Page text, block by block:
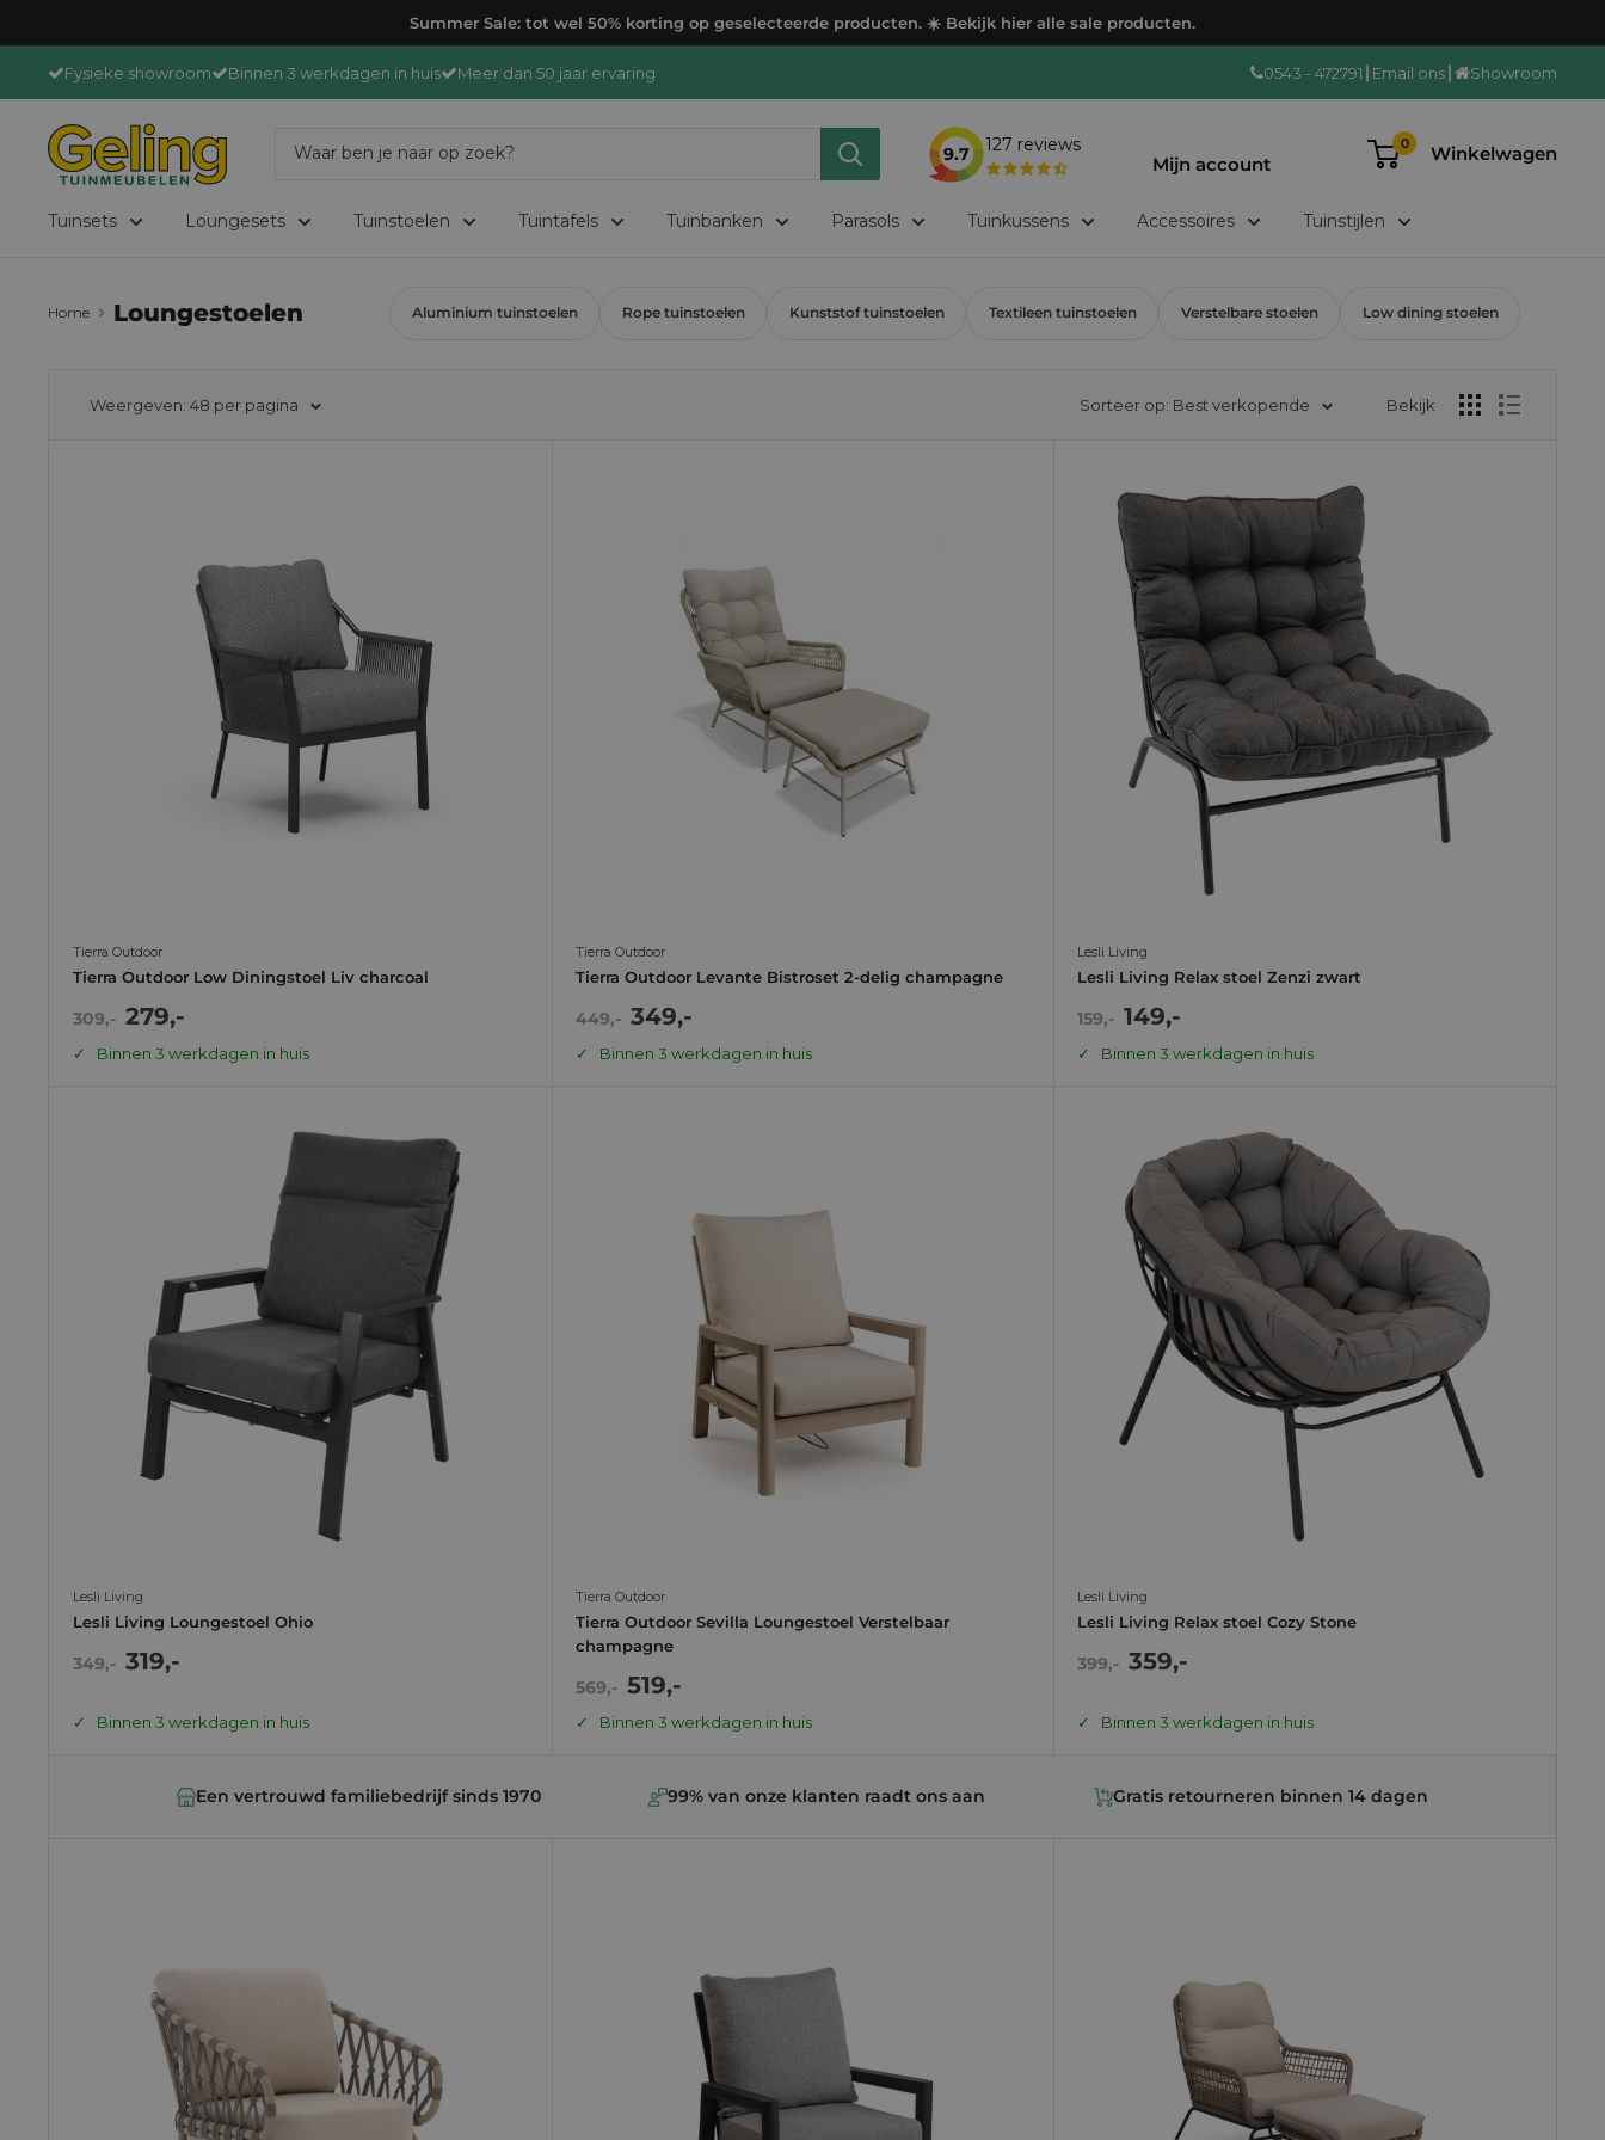
door
Summer Sale: tot wel 50% korting op geselecteerde producten. ☀️ Bekijk hier alle sale producten.
Fysieke showroom Binnen 3 werkdagen in huis Meer dan 50 jaar ervaring 0543 - 472791 Email ons Showroom
GelingTuinmeubelen
9.7 127 reviews
Mijn account
0 Winkelwagen
Tuinsets Loungesets Tuinstoelen Tuintafels Tuinbanken Parasols Tuinkussens Accessoires Tuinstijlen
Home Loungestoelen Aluminium tuinstoelen Rope tuinstoelen Kunststof tuinstoelen Textileen tuinstoelen Verstelbare stoelen Low dining stoelen
Weergeven: 48 per pagina Sorteer op: Best verkopende Bekijk
Tierra Outdoor
Tierra Outdoor Low Diningstoel Liv charcoal
Normale
prijs
309,- Actie
prijs
279,-
Binnen 3 werkdagen in huis
Tierra Outdoor
Tierra Outdoor Levante Bistroset 2-delig champagne
Normale
prijs
449,- Actie
prijs
349,-
Binnen 3 werkdagen in huis
Lesli Living
Lesli Living Relax stoel Zenzi zwart
Normale
prijs
159,- Actie
prijs
149,-
Binnen 3 werkdagen in huis
Lesli Living
Lesli Living Loungestoel Ohio
Normale
prijs
349,- Actie
prijs
319,-
Binnen 3 werkdagen in huis
Tierra Outdoor
Tierra Outdoor Sevilla Loungestoel Verstelbaar
champagne
Normale
prijs
569,- Actie
prijs
519,-
Binnen 3 werkdagen in huis
Lesli Living
Lesli Living Relax stoel Cozy Stone
Normale
prijs
399,- Actie
prijs
359,-
Binnen 3 werkdagen in huis
Een vertrouwd familiebedrijf sinds 1970 99% van onze klanten raadt ons aan Gratis retourneren binnen 14 dagen